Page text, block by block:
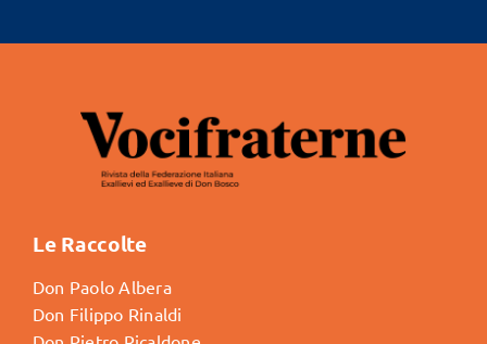
Le Raccolte
Don Paolo Albera
Don Filippo Rinaldi